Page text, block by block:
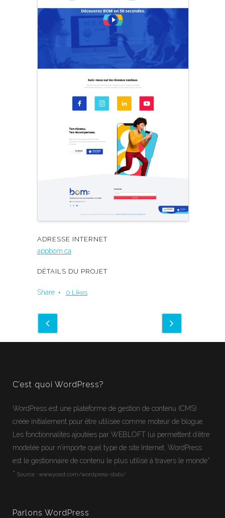
ADRESSE INTERNET
appbom.ca
DÉTAILS DU PROJET
Share 0 Likes
C’est quoi WordPress?
WordPress est une plateforme de gestion de contenu (CMS)
créée initialement pour être utilisée comme moteur de blogue.
Les fonctionnalités ajoutées par WEBLOFT lui permettent d’être
modelée pour n’importe quel type de site Internet. WordPress
est le gestionnaire de contenu le plus utilisé à travers le monde*
* Source : www.yoast.com/wordpress-stats/
Parlons WordPress